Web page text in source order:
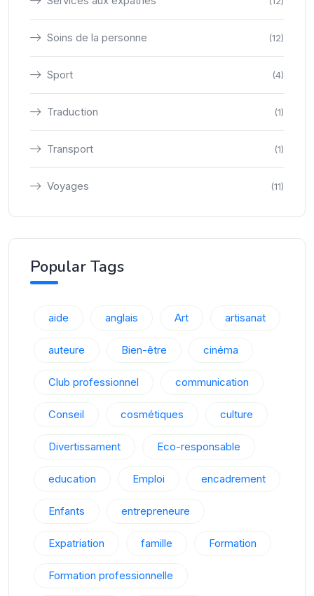
Soins de la personne (12)
Sport (4)
Traduction (1)
Transport (1)
Voyages (11)
Popular Tags
aide anglais Art artisanat
auteure Bien-être cinéma
Club professionnel communication
Conseil cosmétiques culture
Divertissament Eco-responsable
education Emploi encadrement
Enfants entrepreneure
Expatriation famille Formation
Formation professionnelle